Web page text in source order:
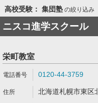
高校受験： 集団塾の絞り込み
ニスコ進学スクール
栄町教室
0120-44-3759
北海道札幌市東区